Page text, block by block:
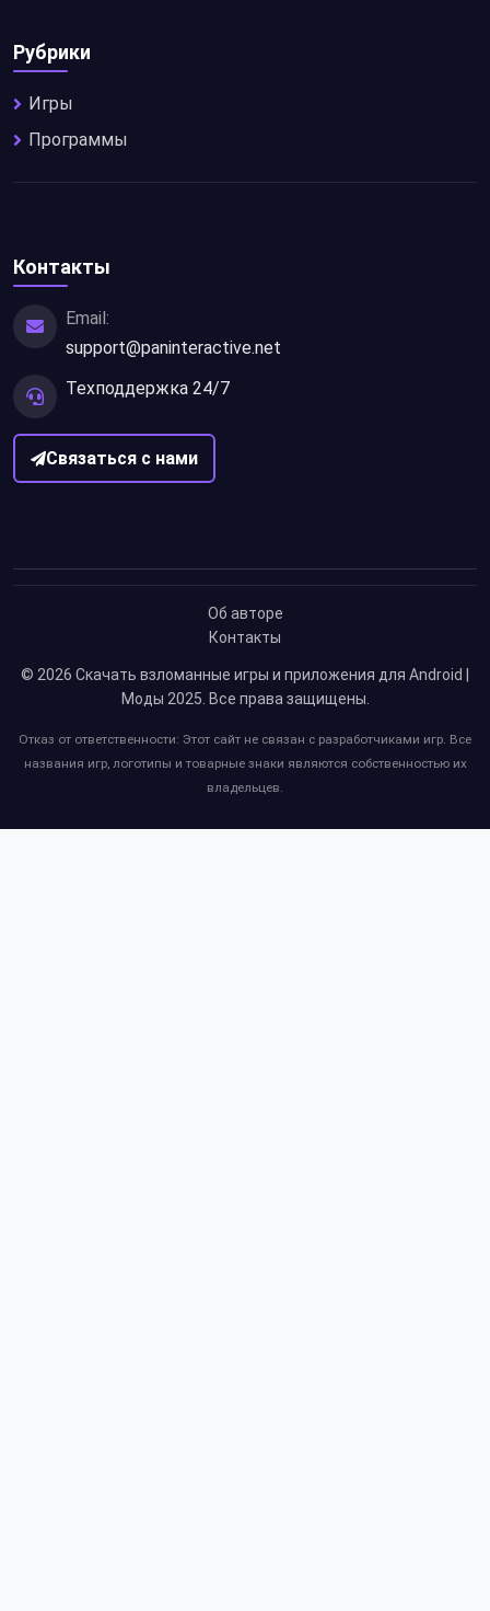
Рубрики
Игры
Программы
Контакты
Email:
support@paninteractive.net
Техподдержка 24/7
Связаться с нами
Об авторе
Контакты
© 2026 Скачать взломанные игры и приложения для Android |
Моды 2025. Все права защищены.
Отказ от ответственности: Этот сайт не связан с разработчиками игр. Все
названия игр, логотипы и товарные знаки являются собственностью их
владельцев.